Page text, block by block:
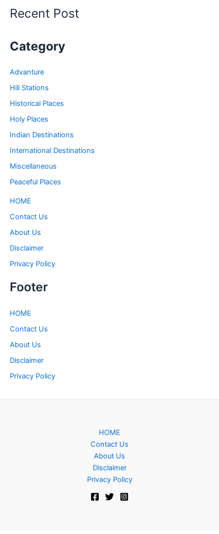
Places
Recent Post
Category
Advanture
Hill Stations
Historical Places
Holy Places
Indian Destinations
International Destinations
Miscellaneous
Peaceful Places
HOME
Contact Us
About Us
Disclaimer
Privacy Policy
Footer
HOME
Contact Us
About Us
Disclaimer
Privacy Policy
HOME
Contact Us
About Us
Disclaimer
Privacy Policy